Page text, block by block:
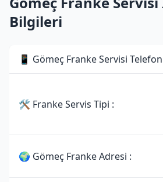
Bilgileri
📱 Gömeç Franke Servisi
🛠 Franke Servis Tipi :
🌍 Gömeç Franke Adresi :